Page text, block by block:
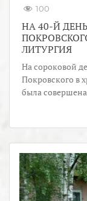
100
НА 40-Й
ЛИТУРГИЯ
На сороковой
Покровского в
была